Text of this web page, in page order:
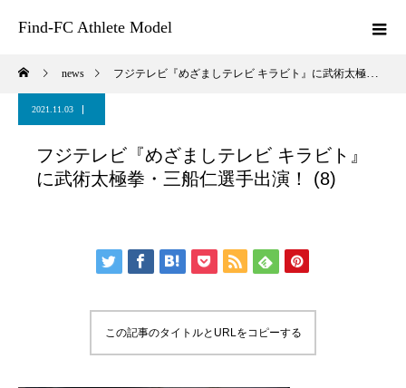
Find-FC Athlete Model
news フジテレビ『めざましテレビ キラビト』に武術太極拳・三船仁選手出演！ (8)
2021.11.03
フジテレビ『めざましテレビ キラビト』
に武術太極拳・三船仁選手出演！ (8)
この記事のタイトルとURLをコピーする